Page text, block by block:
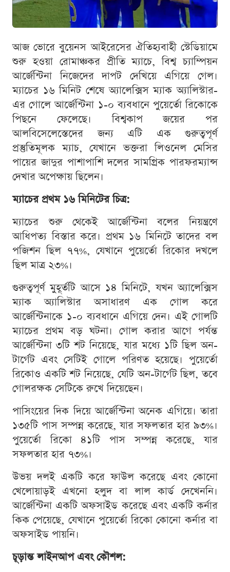
আজ ভোরে বুয়েনস আইরেসের ঐতিহ্যবাহী স্টেডিয়ামে
শুরু হওয়া রোমাঞ্চকর প্রীতি ম্যাচে, বিশ্ব চ্যাম্পিয়ন
আর্জেন্টিনা নিজেদের দাপট দেখিয়ে এগিয়ে গেল।
ম্যাচের ১৬ মিনিট শেষে অ্যালেক্সিস ম্যাক অ্যালিস্টার-
এর গোলে আর্জেন্টিনা ১-০ ব্যবধানে পুয়ের্তো রিকোকে
পিছনে ফেলেছে। বিশ্বকাপ জয়ের পর
আলবিসেলেস্তেদের জন্য এটি এক গুরুত্বপূর্ণ
প্রস্তুতিমূলক ম্যাচ, যেখানে ভক্তরা লিওনেল মেসির
পায়ের জাদুর পাশাপাশি দলের সামগ্রিক পারফরম্যান্স
দেখার অপেক্ষায় ছিলেন।
ম্যাচের প্রথম ১৬ মিনিটের চিত্র:
ম্যাচের শুরু থেকেই আর্জেন্টিনা বলের নিয়ন্ত্রণে
আধিপত্য বিস্তার করে। প্রথম ১৬ মিনিটে তাদের বল
পজিশন ছিল ৭৭%, যেখানে পুয়ের্তো রিকোর দখলে
ছিল মাত্র ২৩%।
গুরুত্বপূর্ণ মুহূর্তটি আসে ১৪ মিনিটে, যখন অ্যালেক্সিস
ম্যাক অ্যালিস্টার অসাধারণ এক গোল করে
আর্জেন্টিনাকে ১-০ ব্যবধানে এগিয়ে দেন। এই গোলটি
ম্যাচের প্রথম বড় ঘটনা। গোল করার আগে পর্যন্ত
আর্জেন্টিনা ৩টি শট নিয়েছে, যার মধ্যে ১টি ছিল অন-
টার্গেট এবং সেটিই গোলে পরিণত হয়েছে। পুয়ের্তো
রিকোও একটি শট নিয়েছে, যেটি অন-টার্গেট ছিল, তবে
গোলরক্ষক সেটিকে রুখে দিয়েছেন।
পাসিংয়ের দিক দিয়ে আর্জেন্টিনা অনেক এগিয়ে। তারা
১৩৫টি পাস সম্পন্ন করেছে, যার সফলতার হার ৯৩%।
পুয়ের্তো রিকো ৪১টি পাস সম্পন্ন করেছে, যার
সফলতার হার ৭৩%।
উভয় দলই একটি করে ফাউল করেছে এবং কোনো
খেলোয়াড়ই এখনো হলুদ বা লাল কার্ড দেখেননি।
আর্জেন্টিনা একটি অফসাইড করেছে এবং একটি কর্নার
কিক পেয়েছে, যেখানে পুয়ের্তো রিকো কোনো কর্নার বা
অফসাইড পায়নি।
চূড়ান্ত লাইনআপ এবং কৌশল: